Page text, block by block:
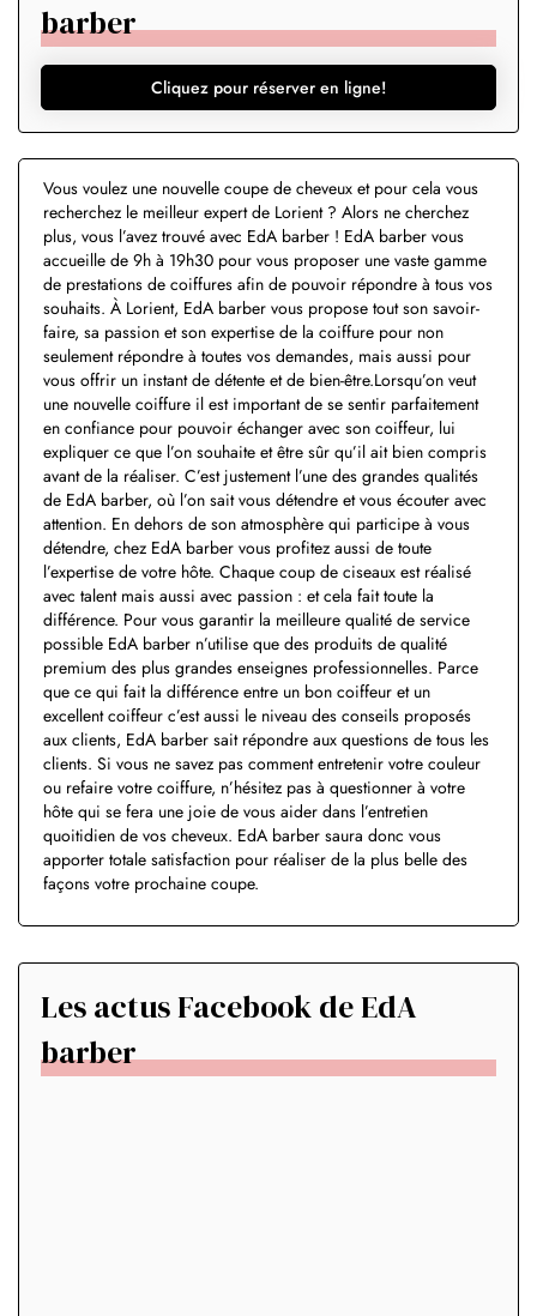
barber
Cliquez pour réserver en ligne!
Vous voulez une nouvelle coupe de cheveux et pour cela vous
recherchez le meilleur expert de Lorient ? Alors ne cherchez
plus, vous l’avez trouvé avec EdA barber ! EdA barber vous
accueille de 9h à 19h30 pour vous proposer une vaste gamme
de prestations de coiffures afin de pouvoir répondre à tous vos
souhaits. À Lorient, EdA barber vous propose tout son savoir-
faire, sa passion et son expertise de la coiffure pour non
seulement répondre à toutes vos demandes, mais aussi pour
vous offrir un instant de détente et de bien-être.Lorsqu’on veut
une nouvelle coiffure il est important de se sentir parfaitement
en confiance pour pouvoir échanger avec son coiffeur, lui
expliquer ce que l’on souhaite et être sûr qu’il ait bien compris
avant de la réaliser. C’est justement l’une des grandes qualités
de EdA barber, où l’on sait vous détendre et vous écouter avec
attention. En dehors de son atmosphère qui participe à vous
détendre, chez EdA barber vous profitez aussi de toute
l’expertise de votre hôte. Chaque coup de ciseaux est réalisé
avec talent mais aussi avec passion : et cela fait toute la
différence. Pour vous garantir la meilleure qualité de service
possible EdA barber n’utilise que des produits de qualité
premium des plus grandes enseignes professionnelles. Parce
que ce qui fait la différence entre un bon coiffeur et un
excellent coiffeur c’est aussi le niveau des conseils proposés
aux clients, EdA barber sait répondre aux questions de tous les
clients. Si vous ne savez pas comment entretenir votre couleur
ou refaire votre coiffure, n’hésitez pas à questionner à votre
hôte qui se fera une joie de vous aider dans l’entretien
quoitidien de vos cheveux. EdA barber saura donc vous
apporter totale satisfaction pour réaliser de la plus belle des
façons votre prochaine coupe.
Les actus Facebook de EdA
barber